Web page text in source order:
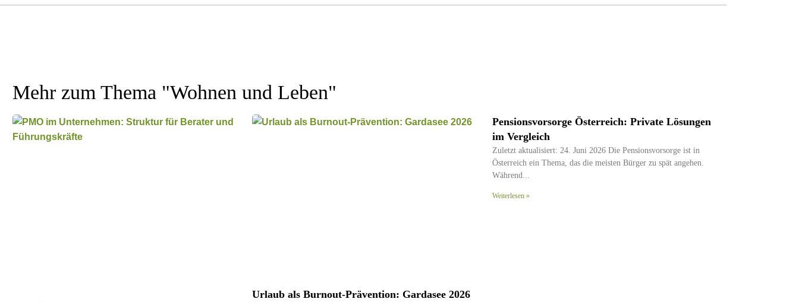
Mehr zum Thema "Wohnen und Leben"
Urlaub als Burnout-Prävention: Gardasee 2026
Pensionsvorsorge Österreich: Private Lösungen
im Vergleich
Zuletzt aktualisiert: 24. Juni 2026 Die Pensionsvorsorge ist in
Österreich ein Thema, das die meisten Bürger zu spät angehen.
Während
Weiterlesen »